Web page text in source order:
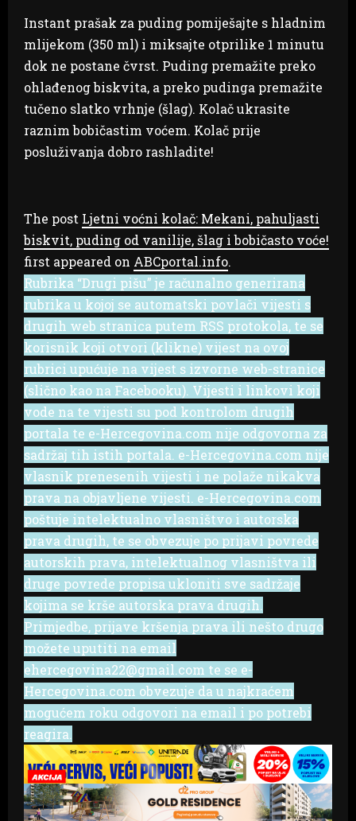
Instant prašak za puding pomiješajte s hladnim
mlijekom (350 ml) i miksajte otprilike 1 minutu
dok ne postane čvrst. Puding premažite preko
ohlađenog biskvita, a preko pudinga premažite
tučeno slatko vrhnje (šlag). Kolač ukrasite
raznim bobičastim voćem. Kolač prije
posluživanja dobro rashladite!
The post Ljetni voćni kolač: Mekani, pahuljasti
biskvit, puding od vanilije, šlag i bobičasto voće!
first appeared on ABCportal.info.
Rubrika “Drugi pišu” je računalno generirana
rubrika u kojoj se automatski povlači vijesti s
drugih web stranica putem RSS protokola, te se
korisnik koji otvori (klikne) vijest na ovoj
rubrici upućuje na vijest s izvorne web-stranice
(slično kao na Facebooku). Vijesti i linkovi koji
vode na te vijesti su pod kontrolom drugih
portala te e-Hercegovina.com nije odgovorna za
sadržaj tih istih portala. e-Hercegovina.com nije
vlasnik prenesenih vijesti i ne polaže nikakva
prava na objavljene vijesti. e-Hercegovina.com
poštuje intelektualno vlasništvo i autorska
prava drugih, te se obvezuje po prijavi povrede
autorskih prava, intelektualnog vlasništva ili
druge povrede propisa ukloniti sve sadržaje
kojima se krše autorska prava drugih.
Primjedbe, prijave kršenja prava ili nešto drugo
možete uputiti na email
ehercegovina22@gmail.com te se e-
Hercegovina.com obvezuje da u najkraćem
mogućem roku odgovori na email i po potrebi
reagira.